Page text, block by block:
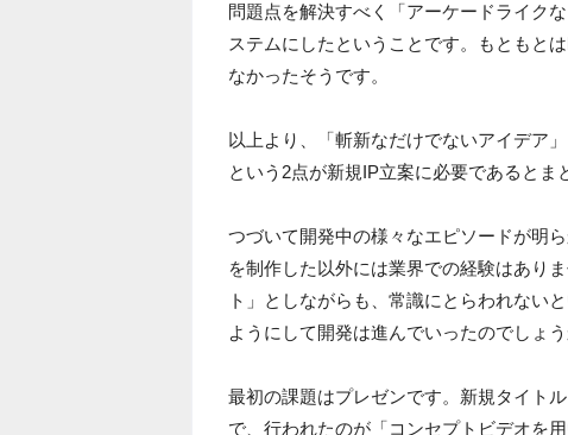
問題点を解決すべく「アーケードライク
ステムにしたということです。もともと
なかったそうです。
以上より、「斬新なだけでないアイデア
という2点が新規IP立案に必要であるとま
つづいて開発中の様々なエピソードが明
を制作した以外には業界での経験はあり
ト」としながらも、常識にとらわれない
ようにして開発は進んでいったのでしょう
最初の課題はプレゼンです。新規タイト
で、行われたのが「コンセプトビデオを